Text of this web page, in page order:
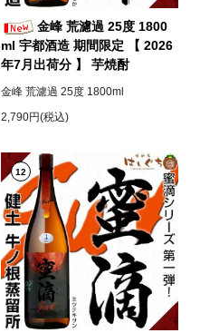
金峰 荒濾過 25度 1800
ml 宇都酒造 期間限定 【 2026
年7月出荷分 】 芋焼酎
金峰 荒濾過 25度 1800ml
2,790円(税込)
12